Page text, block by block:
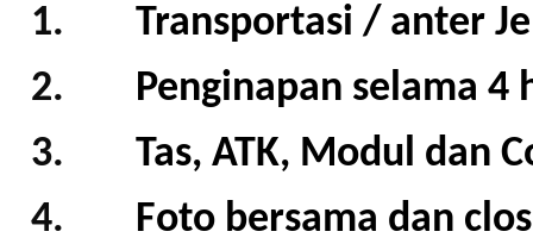
1.
Transportasi / anter
2.
Penginapan selama 4
3.
Tas, ATK, Modul dan
4.
Foto bersama dan